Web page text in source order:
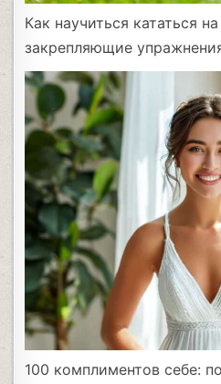
Как научиться кататься
закрепляющие
100 комплиментов себе: